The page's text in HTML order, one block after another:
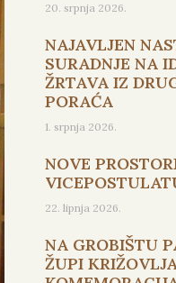
20. srpnja 2026.
NAJAVLJEN
SURADNJE NA
ŽRTAVA IZ
PORAĆA
1. srpnja 2026.
NOVE
22. lipnja 2026.
NA GROBIŠTU
ŽUPI